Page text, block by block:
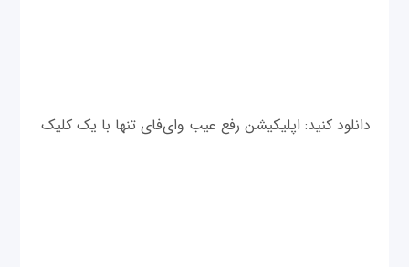
دانلود کنید: اپلیکیشن رفع عیب وای‌فای تنها با یک کلیک